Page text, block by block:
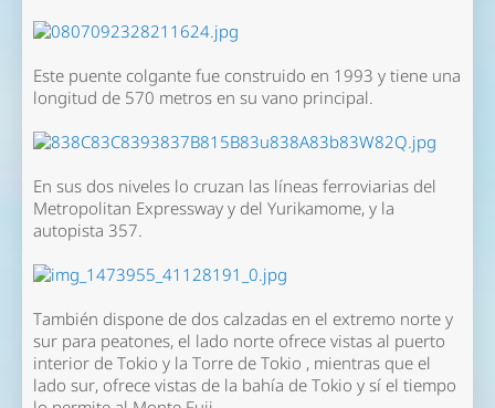
Este puente colgante fue construido en 1993 y tiene una
longitud de 570 metros en su vano principal.
En sus dos niveles lo cruzan las líneas ferroviarias del
Metropolitan Expressway y del Yurikamome, y la
autopista 357.
También dispone de dos calzadas en el extremo norte y
sur para peatones, el lado norte ofrece vistas al puerto
interior de Tokio y la Torre de Tokio , mientras que el
lado sur, ofrece vistas de la bahía de Tokio y sí el tiempo